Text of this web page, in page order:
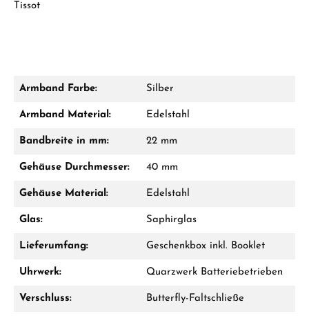
Ab 1.000 € Bestellwert erhalten Sie ein
Geschenk im Warenkorb.
Tissot
Armband Farbe: Silber
Armband Material: Edelstahl
Bandbreite in mm: 22 mm
Gehäuse Durchmesser: 40 mm
Gehäuse Material: Edelstahl
Glas: Saphirglas
Lieferumfang: Geschenkbox inkl. Booklet
Uhrwerk: Quarzwerk Batteriebetrieben
Verschluss: Butterfly-Faltschließe